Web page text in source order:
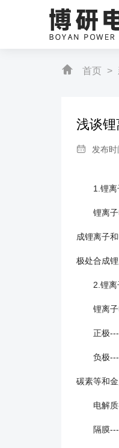
首页 >
浅谈
发布
1.锂离
锂离子电
成锂离子
极处合成
2.锂离
锂离子电
正极---采
负极----
碳素等和金
电解质---
隔膜---采